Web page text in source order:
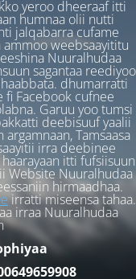
yeroo dheeraaf itti
humnaa olii nutti
jalqabarra cufame
ammoo weebsaayititu
Nuuralhudaa
sagantaa reediyoo
dhumarratti
fi Facebook cufnee
Garuu yoo tumsi
deebisuuf yaalii
Tamsaasa
irra deebinee
itti fufsiisuun
Website Nuuralhudaa
hirmaadhaa.
irratti miseensa tahaa.
irraa Nuuralhudaa